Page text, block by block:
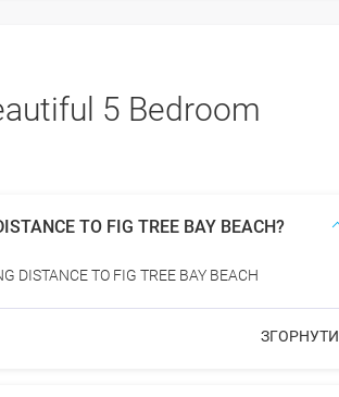
5 Bedroom
TO FIG TREE BAY BEACH?
DISTANCE TO FIG TREE BAY BEACH
ЗГОРНУТИ